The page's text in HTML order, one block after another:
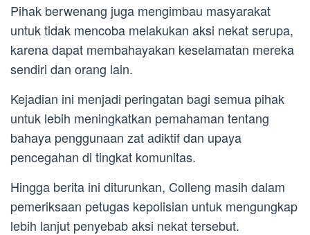
Pihak berwenang juga mengimbau masyarakat
untuk tidak mencoba melakukan aksi nekat serupa,
karena dapat membahayakan keselamatan mereka
sendiri dan orang lain.
Kejadian ini menjadi peringatan bagi semua pihak
untuk lebih meningkatkan pemahaman tentang
bahaya penggunaan zat adiktif dan upaya
pencegahan di tingkat komunitas.
Hingga berita ini diturunkan, Colleng masih dalam
pemeriksaan petugas kepolisian untuk mengungkap
lebih lanjut penyebab aksi nekat tersebut.